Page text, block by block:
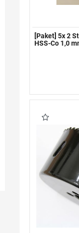
[Paket] 5x 2
HSS-Co 1,0